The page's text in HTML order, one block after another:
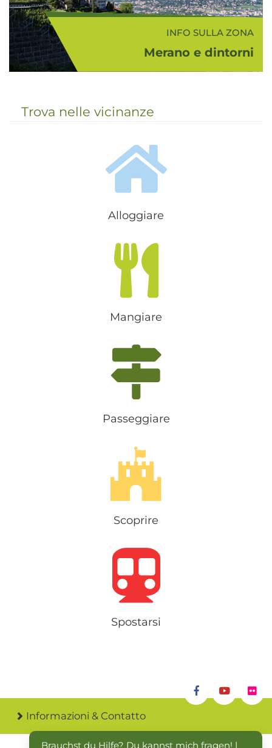
INFO SULLA ZONA
Merano e dintorni
dintorni di Merano che comprende
la media Val d'Adige, la conca
d'Ultimo e la Val Senales...
Trova nelle vicinanze
Alloggiare
Mangiare
Passeggiare
Scoprire
Spostarsi
Informazioni & Contatto
Brauchst du Hilfe? Du kannst mich fragen! |